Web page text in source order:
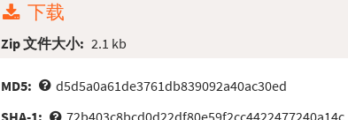
下载
Zip 文件大小: 2.1 kb
MD5:
d5d5a0a61de3761db839092a40ac30ed
SHA-1:
72b403c8bcd0d22df80e59f2cc4422477240a14c